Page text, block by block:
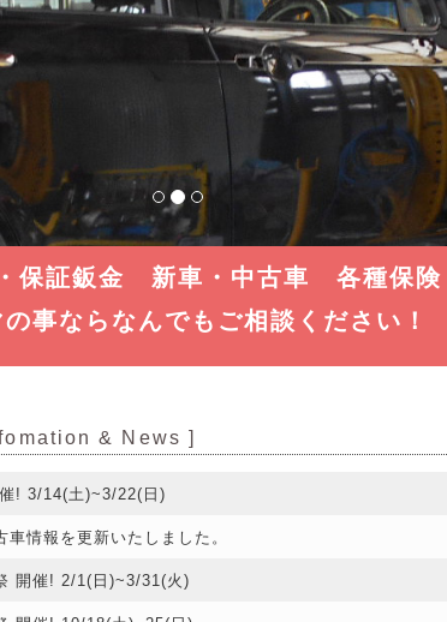
保証鈑金 新車・中古車 各種保険
の事ならなんでもご相談ください！
& News ]
! 3/14(土)~3/22(日)
車情報を更新いたしました。
開催! 2/1(日)~3/31(火)